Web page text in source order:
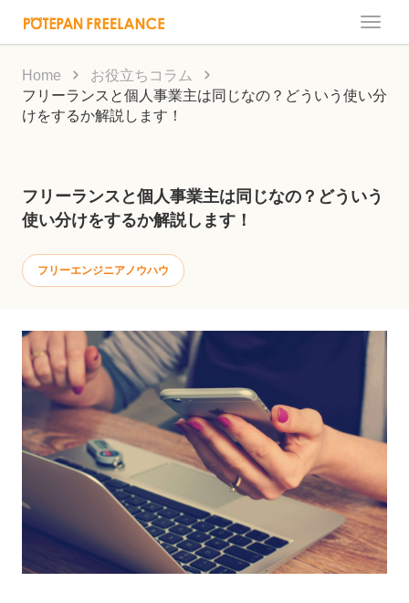
Toggle
Home
お役立ちコラム
フリーランスと個人事業主は同じなの？どういう使い分
けをするか解説します！
フリーランスと個人事業主は同じなの？どういう
使い分けをするか解説します！
フリーエンジニアノウハウ